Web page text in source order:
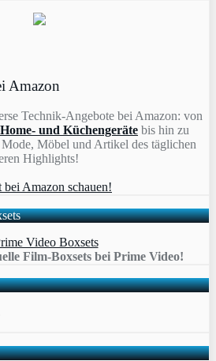
Amazon
Technik-Angebote bei Amazon: von
und Küchengeräte bis hin zu
Möbel und Artikel des täglichen
Highlights!
Film-Boxsets bei Prime Video!